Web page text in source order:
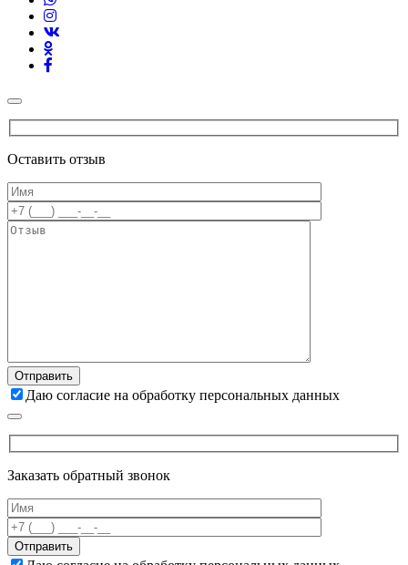
Оставить отзыв
Даю согласие на обработку персональных данных
Заказать обратный звонок